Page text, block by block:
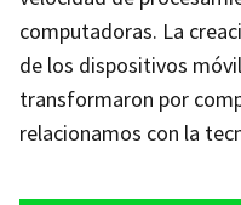
computadoras. La
de los dispositivos
transformaron por
relacionamos con la